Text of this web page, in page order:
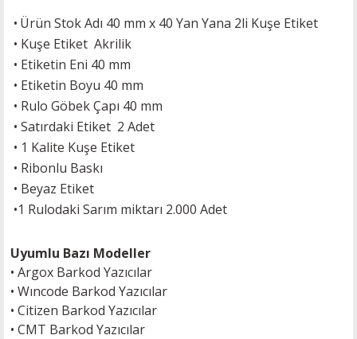
• Ürün Stok Adı 40 mm x 40 Yan Yana 2li Kuşe Etiket
• Kuşe Etiket Akrilik
• Etiketin Eni 40 mm
• Etiketin Boyu 40 mm
• Rulo Göbek Çapı 40 mm
• Satırdaki Etiket 2 Adet
• 1 Kalite Kuşe Etiket
• Ribonlu Baskı
• Beyaz Etiket
•1 Rulodaki Sarım miktarı 2.000 Adet
Uyumlu Bazı Modeller
• Argox Barkod Yazıcılar
• Wıncode Barkod Yazıcılar
• Citizen Barkod Yazıcılar
• CMT Barkod Yazıcılar